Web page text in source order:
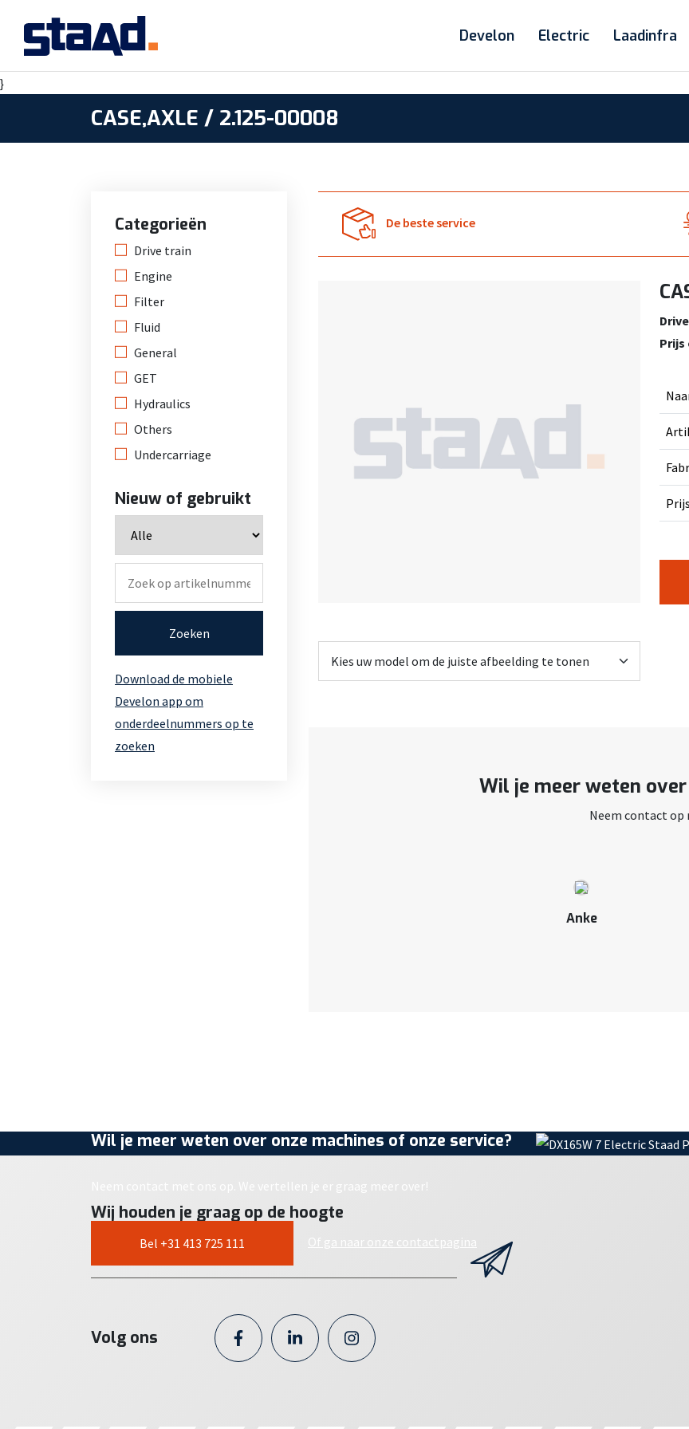
Develon Electric Laadinfra
}
CASE,AXLE / 2.125-00008
Categorieën
Drive train
Engine
Filter
Fluid
General
GET
Hydraulics
Others
Undercarriage
Nieuw of gebruikt
Zoeken
Download de mobiele
Develon app om
onderdeelnummers op te
zoeken
De beste service
Prijs
Wil je meer weten
Neem contact op
Anke
Wil je meer weten over onze machines of onze service?
Neem contact met ons op. We vertellen je er graag meer over!
Bel +31 413 725 111 Of ga naar onze contactpagina
Wij houden je graag op de hoogte
Volg ons